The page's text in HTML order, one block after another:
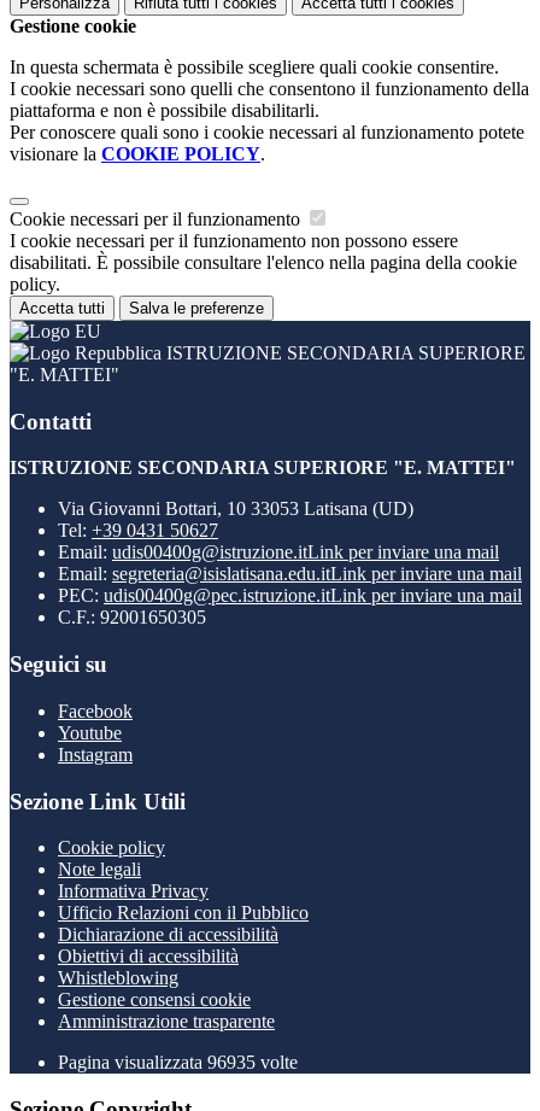
Gestione cookie
In questa schermata è possibile scegliere quali cookie consentire.
I cookie necessari sono quelli che consentono il funzionamento della
piattaforma e non è possibile disabilitarli.
Per conoscere quali sono i cookie necessari al funzionamento potete
visionare la COOKIE POLICY.
Cookie necessari per il funzionamento
I cookie necessari per il funzionamento non possono essere
disabilitati. È possibile consultare l'elenco nella pagina della cookie
policy.
Accetta tutti Salva le preferenze
ISTRUZIONE SECONDARIA SUPERIORE
"E. MATTEI"
Contatti
ISTRUZIONE SECONDARIA SUPERIORE "E. MATTEI"
Via Giovanni Bottari, 10 33053 Latisana (UD)
Tel: +39 0431 50627
Email: udis00400g@istruzione.itLink per inviare una mail
Email: segreteria@isislatisana.edu.itLink per inviare una mail
PEC: udis00400g@pec.istruzione.itLink per inviare una mail
C.F.: 92001650305
Seguici su
Facebook
Youtube
Instagram
Sezione Link Utili
Cookie policy
Note legali
Informativa Privacy
Ufficio Relazioni con il Pubblico
Dichiarazione di accessibilità
Obiettivi di accessibilità
Whistleblowing
Gestione consensi cookie
Amministrazione trasparente
Pagina visualizzata 96935 volte